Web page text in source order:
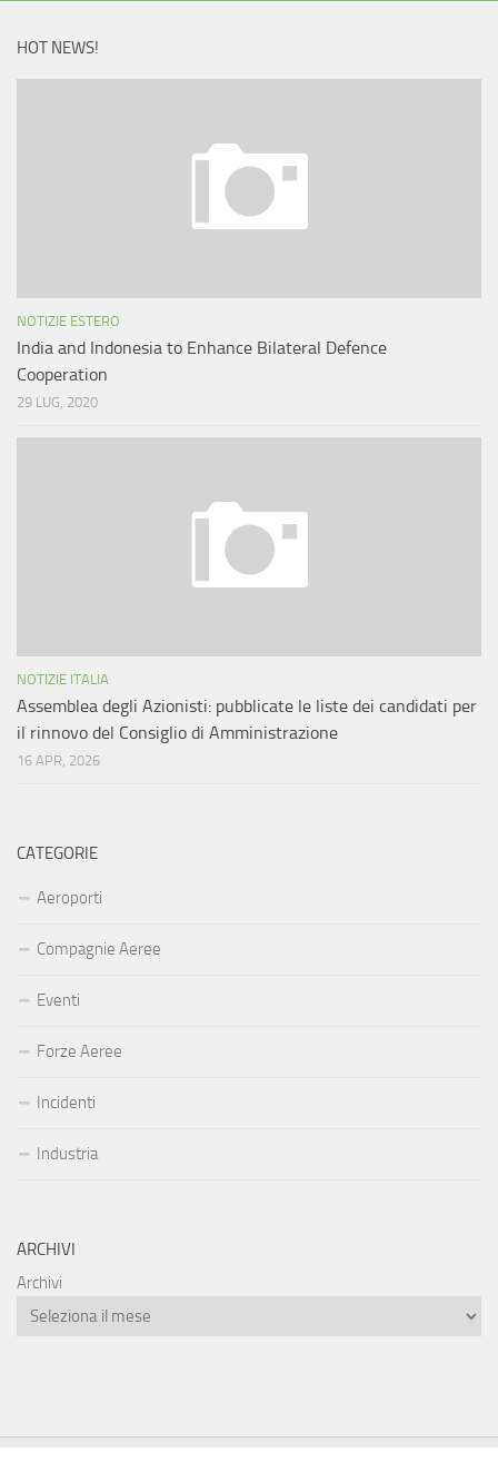
HOT NEWS!
NOTIZIE ESTERO
India and Indonesia to Enhance Bilateral Defence
Cooperation
29 LUG, 2020
NOTIZIE ITALIA
Assemblea degli Azionisti: pubblicate le liste dei candidati per
il rinnovo del Consiglio di Amministrazione
16 APR, 2026
CATEGORIE
Aeroporti
Compagnie Aeree
Eventi
Forze Aeree
Incidenti
Industria
ARCHIVI
Archivi